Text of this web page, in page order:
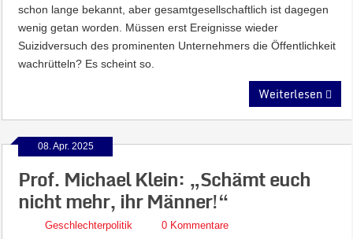
schon lange bekannt, aber gesamtgesellschaftlich ist dagegen
wenig getan worden. Müssen erst Ereignisse wieder
Suizidversuch des prominenten Unternehmers die Öffentlichkeit
wachrütteln? Es scheint so.
Weiterlesen
08. Apr. 2025
Prof. Michael Klein: „Schämt euch
nicht mehr, ihr Männer!“
Geschlechterpolitik 0 Kommentare